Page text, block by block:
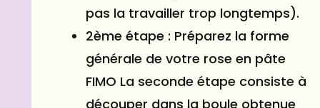
pas la travailler trop longtemps).
2ème étape : Préparez la forme
générale de votre rose en pâte
FIMO La seconde étape consiste à
découper dans la boule obtenue